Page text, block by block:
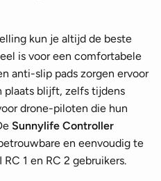
kun je altijd de beste
is voor een comfortabele
anti-slip pads zorgen ervoor
plaats blijft, zelfs tijdens
drone-piloten die hun
Sunnylife Controller
en eenvoudig te
1 en RC 2 gebruikers.